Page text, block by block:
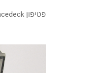
פטיפון nottingham spacedeck במצב מצוין, כולל heavy kit ללא זרוע מחיר: נמכר